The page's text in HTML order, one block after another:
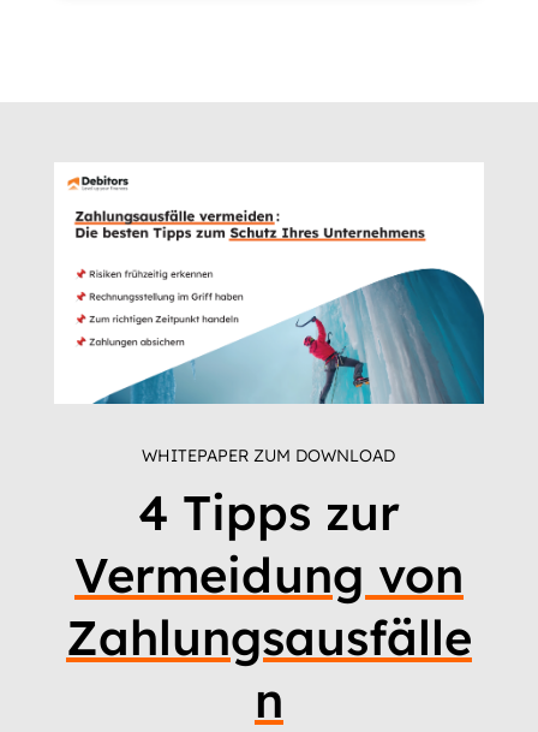
WHITEPAPER ZUM DOWNLOAD
4 Tipps zur
Vermeidung von
Zahlungsausfälle
n